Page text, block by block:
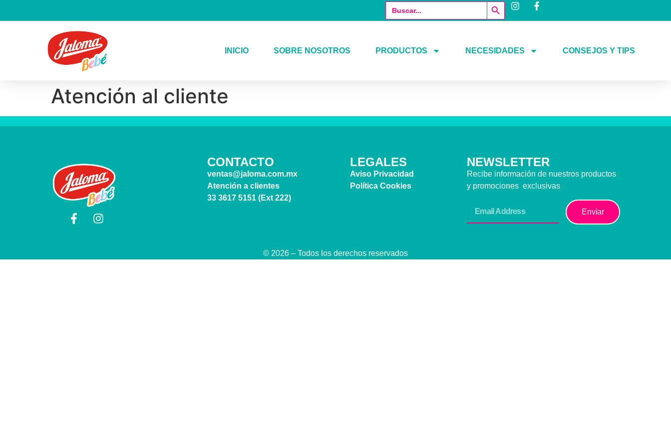
Buscar:
INICIO SOBRE NOSOTROS PRODUCTOS NECESIDADES CONSEJOS Y TIPS
Atención al cliente
CONTACTO
ventas@jaloma.com.mx
Atención a clientes
33 3617 5151 (Ext 222)
LEGALES
Aviso Privacidad
Política Cookies
NEWSLETTER
Recibe información de nuestros productos
y promociones exclusivas
Enviar
© 2026 – Todos los derechos reservados